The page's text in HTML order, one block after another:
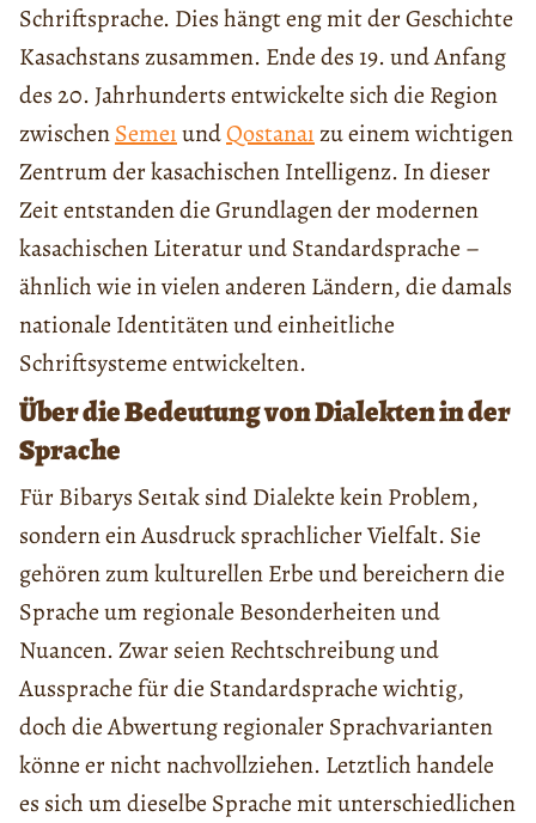
Schriftsprache. Dies hängt eng mit der Geschichte
Kasachstans zusammen. Ende des 19. und Anfang
des 20. Jahrhunderts entwickelte sich die Region
zwischenSemeıundQostanaızu einem wichtigen
Zentrum der kasachischen Intelligenz. In dieser
Zeit entstanden die Grundlagen der modernen
kasachischen Literatur und Standardsprache –
ähnlich wie in vielen anderen Ländern, die damals
nationale Identitäten und einheitliche
Schriftsysteme entwickelten.
Über die Bedeutung von Dialekten in der
Sprache
Für Bibarys Seıtak sind Dialekte kein Problem,
sondern ein Ausdruck sprachlicher Vielfalt. Sie
gehören zum kulturellen Erbe und bereichern die
Sprache um regionale Besonderheiten und
Nuancen. Zwar seien Rechtschreibung und
Aussprache für die Standardsprache wichtig,
doch die Abwertung regionaler Sprachvarianten
könne er nicht nachvollziehen. Letztlich handele
es sich um dieselbe Sprache mit unterschiedlichen